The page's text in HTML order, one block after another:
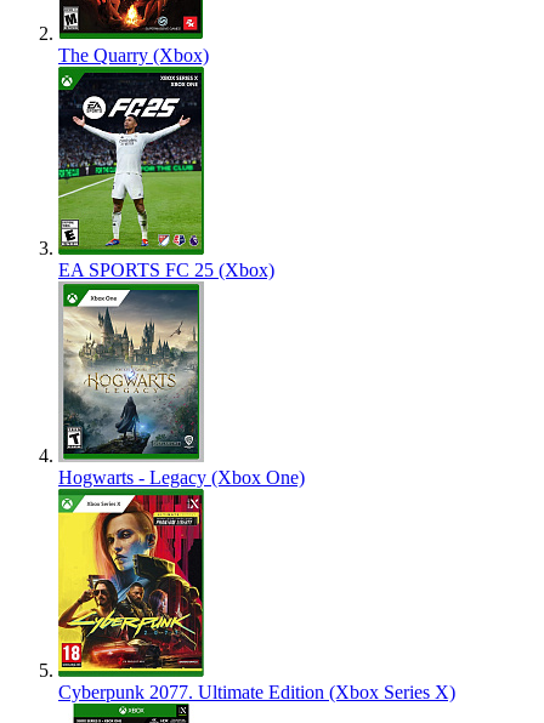
The Quarry (Xbox)
EA SPORTS FC 25 (Xbox)
Hogwarts - Legacy (Xbox One)
Cyberpunk 2077. Ultimate Edition (Xbox Series X)